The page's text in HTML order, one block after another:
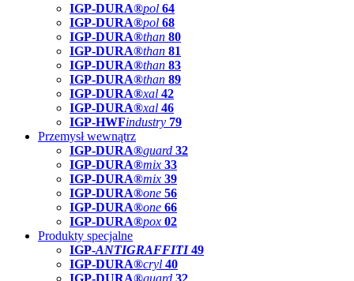
IGP-DURA®pol 64
IGP-DURA®pol 68
IGP-DURA®than 80
IGP-DURA®than 81
IGP-DURA®than 83
IGP-DURA®than 89
IGP-DURA®xal 42
IGP-DURA®xal 46
IGP-HWFindustry 79
Przemysł wewnątrz
IGP-DURA®guard 32
IGP-DURA®mix 33
IGP-DURA®mix 39
IGP-DURA®one 56
IGP-DURA®one 66
IGP-DURA®pox 02
Produkty specjalne
IGP-ANTIGRAFFITI49
IGP-DURA®cryl 40
IGP-DURA®guard 32